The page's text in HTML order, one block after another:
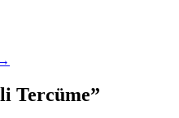
→
Tercüme”